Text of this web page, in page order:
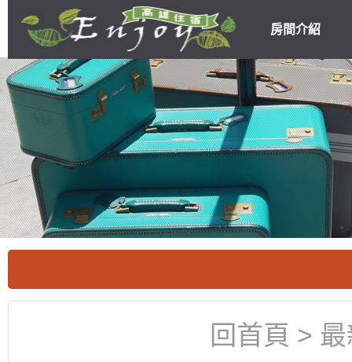
房間介紹
高雄民宿住宿
優惠
回首頁 >